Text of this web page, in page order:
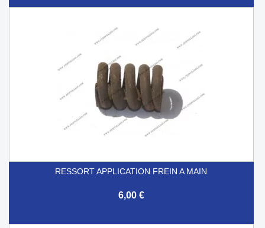
RESSORT APPLICATION FREIN A MAIN
6,00 €